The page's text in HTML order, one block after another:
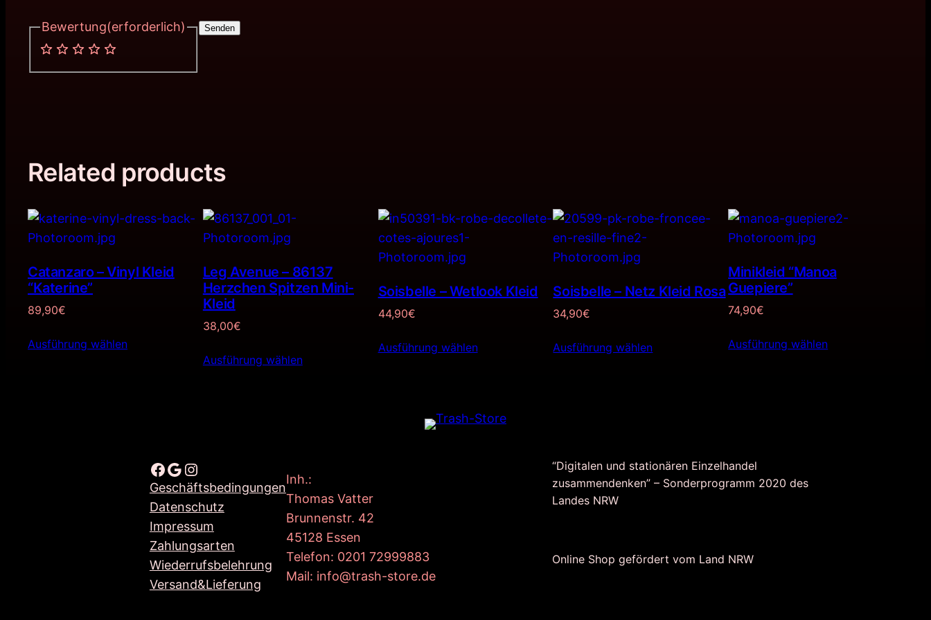
Bewertung(erforderlich) Senden
Related products
Catanzaro – Vinyl Kleid
“Katerine”
89,90€
Ausführung wählen
Leg Avenue – 86137
Herzchen Spitzen Mini-
Kleid
38,00€
Ausführung wählen
Soisbelle – Wetlook Kleid
44,90€
Ausführung wählen
Soisbelle – Netz Kleid Rosa
34,90€
Ausführung wählen
Minikleid “Manoa
Guepiere”
74,90€
Ausführung wählen
Facebook Google Instagram
Geschäftsbedingungen
Datenschutz
Impressum
Zahlungsarten
Wiederrufsbelehrung
Versand&Lieferung
Inh.:
Thomas Vatter
Brunnenstr. 42
45128 Essen
Telefon: 0201 72999883
Mail: info@trash-store.de
“Digitalen und stationären Einzelhandel
zusammendenken” – Sonderprogramm 2020 des
Landes NRW
Online Shop gefördert vom Land NRW